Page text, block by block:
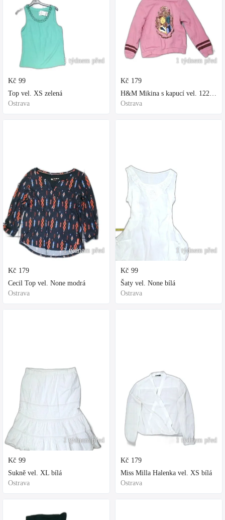
1 týdnem před
Kč 99
Top vel. XS zelená
Ostrava
1 týdnem před
Kč 179
Cecil Top vel. None modrá
Ostrava
1 týdnem před
Kč 99
Sukně vel. XL bílá
Ostrava
1 týdnem před
Kč 179
H&M Mikina s kapucí vel. 122 fialová
Ostrava
1 týdnem před
Kč 99
Šaty vel. None bílá
Ostrava
1 týdnem před
Kč 179
Miss Milla Halenka vel. XS bílá
Ostrava